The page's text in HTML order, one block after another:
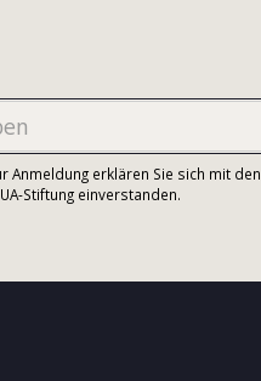
Anmeldung erklären Sie sich mit den
Stiftung einverstanden.